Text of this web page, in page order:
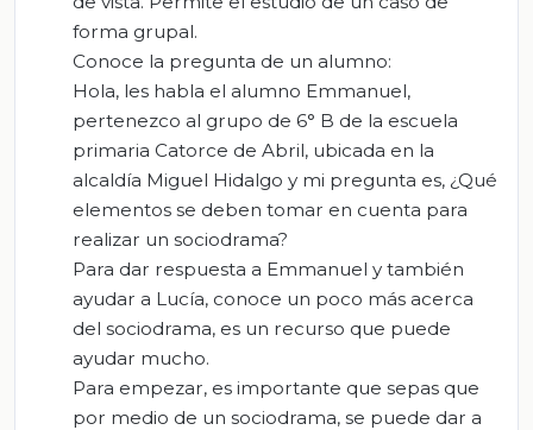
forma grupal.
Conoce la pregunta de un alumno:
Hola, les habla el alumno Emmanuel,
pertenezco al grupo de 6° B de la escuela
primaria Catorce de Abril, ubicada en la
alcaldía Miguel Hidalgo y mi pregunta es, ¿Qué
elementos se deben tomar en cuenta para
realizar un sociodrama?
Para dar respuesta a Emmanuel y también
ayudar a Lucía, conoce un poco más acerca
del sociodrama, es un recurso que puede
ayudar mucho.
Para empezar, es importante que sepas que
por medio de un sociodrama, se puede dar a